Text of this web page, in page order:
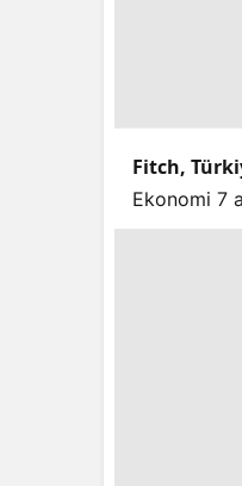
Fitch,
Ekonomi 7